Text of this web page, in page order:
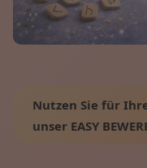
Nutzen Sie für
unser EASY